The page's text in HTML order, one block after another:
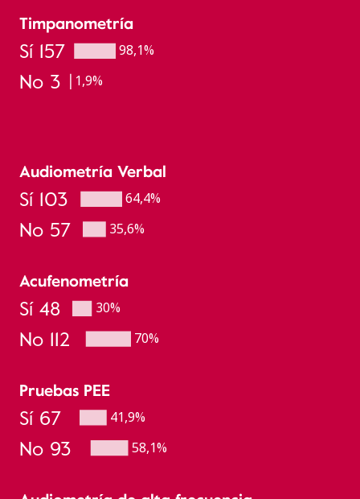
Timpanometría
Sí 157 98,1%
No 3 1,9%
Audiometría Verbal
Sí 103 64,4%
No 57 35,6%
Acufenometría
Sí 48 30%
No 112 70%
Pruebas PEE
Sí 67 41,9%
No 93 58,1%